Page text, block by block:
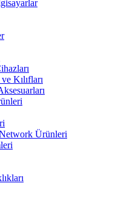
Kılıfları
Ürünleri